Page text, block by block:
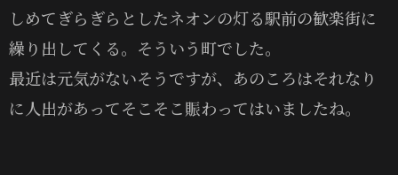
しめてぎらぎらとしたネオンの灯る駅前の歓楽街に
繰り出してくる。そういう町でした。
最近は元気がないそうですが、あのころはそれなり
に人出があってそこそこ賑わってはいましたね。